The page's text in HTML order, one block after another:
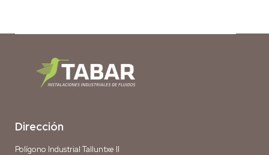
Dirección
Polígono Industrial Talluntxe II